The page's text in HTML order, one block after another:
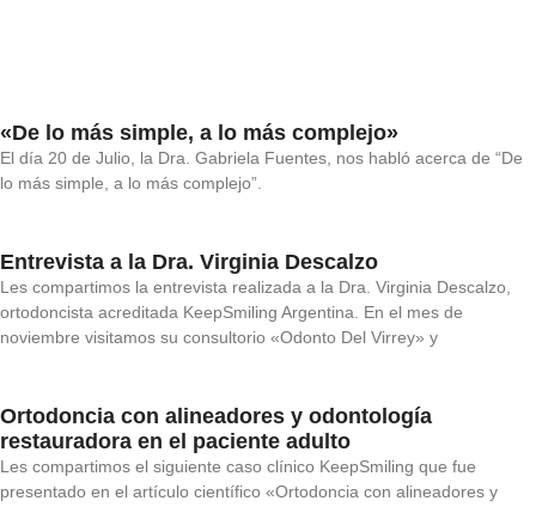
«De lo más simple, a lo más complejo»
El día 20 de Julio, la Dra. Gabriela Fuentes, nos habló acerca de “De
lo más simple, a lo más complejo”.
Entrevista a la Dra. Virginia Descalzo
Les compartimos la entrevista realizada a la Dra. Virginia Descalzo,
ortodoncista acreditada KeepSmiling Argentina. En el mes de
noviembre visitamos su consultorio «Odonto Del Virrey» y
Ortodoncia con alineadores y odontología
restauradora en el paciente adulto
Les compartimos el siguiente caso clínico KeepSmiling que fue
presentado en el artículo científico «Ortodoncia con alineadores y